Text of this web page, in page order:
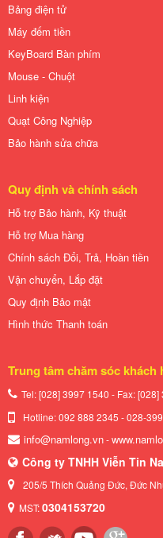
Bảng điện tử
Máy đếm tiền
KeyBoard Bàn phím
Mouse - Chuột
Linh kiện
Quạt Công Nghiệp
Bảo hành sửa chữa
Quy định và chính sách
Hỗ trợ Bảo hành, Kỹ thuật
Hỗ trợ Mua hàng
Chính sách Đổi, Trả, Hoàn tiền
Vận chuyển, Lắp đặt
Quy định Bảo mật
Hình thức Thanh toán
Trung tâm chăm sóc khách
Tel: [028] 3997 1540 - Fax: [028]
Hotline: 092 888 2345 - 028-
info@namlong.vn-
Công ty TNHH Viễn Tin
205/5 Thích Quảng Đức, Đức
MST:0304153720